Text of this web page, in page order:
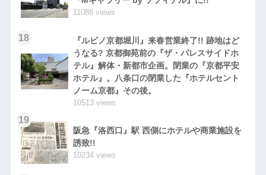
11088 views
18
『ルビノ京都堀川』来春営業終了!! 跡地はど
うなる? 京都御苑前の『ザ・パレスサイドホ
テル』解体・新都市企画。閉業の『京都平安
ホテル』。八条口の閉業した『ホテルセント
ノーム京都』その後。
10513 views
19
阪急『洛西口』駅 西側にホテルや商業施設を
誘致!!
10234 views